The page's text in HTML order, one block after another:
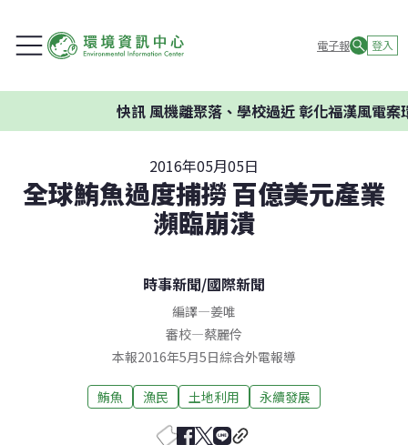
電子報 登入
快訊風機離聚落、學校過近 彰化福漢風電案環
2016年05月05日
全球鮪魚過度捕撈 百億美元產業
瀕臨崩潰
時事新聞/國際新聞
編譯—姜唯
審校—蔡麗伶
本報2016年5月5日綜合外電報導
鮪魚 漁民 土地利用 永續發展